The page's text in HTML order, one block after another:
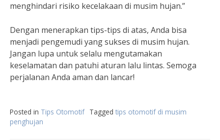
menghindari risiko kecelakaan di musim hujan.”
Dengan menerapkan tips-tips di atas, Anda bisa
menjadi pengemudi yang sukses di musim hujan.
Jangan lupa untuk selalu mengutamakan
keselamatan dan patuhi aturan lalu lintas. Semoga
perjalanan Anda aman dan lancar!
Posted in Tips Otomotif Tagged tips otomotif di musim
penghujan